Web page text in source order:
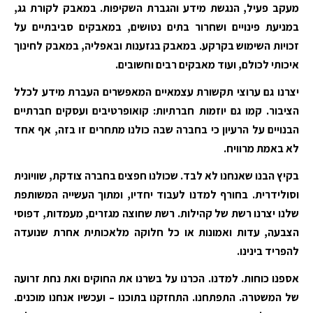
מעקב פעיל, הנגשת מידע והגברת השקיפות. במאבק לקורת גג,
במניעת פינויים ושחרור בתים נטושים, במאבקים סביבתיים על
זכויות השימוש בקרקע. במאבק בגזענות ובאפליה, במאבק לחינוך
איכותי לכולם, ועוד מאבקים רבים וחשובים.
יצרנו גם ערוצי תקשורת עצמאיים המאפשרים העברת מידע לכלל
הציבור. קמו גם יוזמות חברתיות: קואופרטיבים ועסקים חברתיים
הבנויים על הרעיון כי בחברה שבה כולנו מתחרים זו בזה, אף אחד
לא באמת מרוויח.
בקיץ הבנו שאנחנו לא לבד. שכולנו חפצים בחברה צודקת, שוויונית
וסולידרית. בחורף למדנו לעבוד יחדיו, ומתוך העשייה המשותפת
שלנו יצרנו רשת של קהילות. רשת שחוצה מגזרים, מעמדות, דפוסי
הצבעה, עדות ואמונות או כל חלוקה מלאכותית אחרת שנועדה
להפריד בינינו.
אספנו כוחות. למדנו. הכרנו על בשרנו את החוקים ואת נחת זרועה
של המשטרה. התפתחנו. התחזקנו בתוכנו – ועכשיו אנחנו מוכנים.